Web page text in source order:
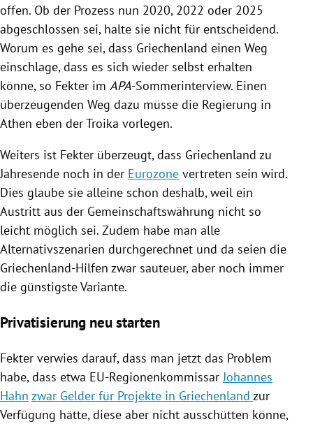
offen. Ob der Prozess nun 2020, 2022 oder 2025
abgeschlossen sei, halte sie nicht für entscheidend.
Worum es gehe sei, dass Griechenland einen Weg
einschlage, dass es sich wieder selbst erhalten
könne, so Fekter im APA-Sommerinterview. Einen
überzeugenden Weg dazu müsse die Regierung in
Athen eben derTroika vorlegen.
Weiters ist Fekter überzeugt, dass Griechenland zu
Jahresende noch in der Eurozone vertreten sein wird.
Dies glaube sie alleine schon deshalb, weil ein
Austritt aus der Gemeinschaftswährung nicht so
leicht möglich sei. Zudem habe man alle
Alternativszenarien durchgerechnet und da seien die
Griechenland-Hilfen zwar sauteuer, aber noch immer
die günstigste Variante.
Privatisierung neu starten
Fekter verwies darauf, dass man jetzt das Problem
habe, dass etwa EU-RegionenkommissarJohannes
Hahn zwar Gelder für Projekte in Griechenland zur
Verfügung hätte, diese aber nicht ausschütten könne,